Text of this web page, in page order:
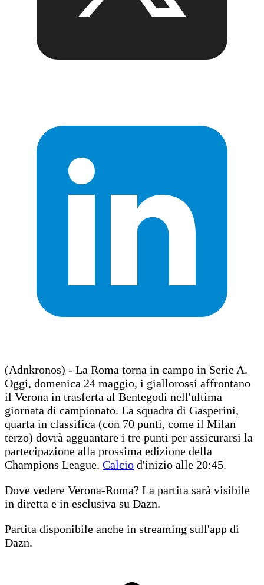
(Adnkronos) - La Roma torna in campo in Serie A.
Oggi, domenica 24 maggio, i giallorossi affrontano
il Verona in trasferta al Bentegodi nell'ultima
giornata di campionato. La squadra di Gasperini,
quarta in classifica (con 70 punti, come il Milan
terzo) dovrà agguantare i tre punti per assicurarsi la
partecipazione alla prossima edizione della
Champions League. Calcio d'inizio alle 20:45.
Dove vedere Verona-Roma? La partita sarà visibile
in diretta e in esclusiva su Dazn.
Partita disponibile anche in streaming sull'app di
Dazn.